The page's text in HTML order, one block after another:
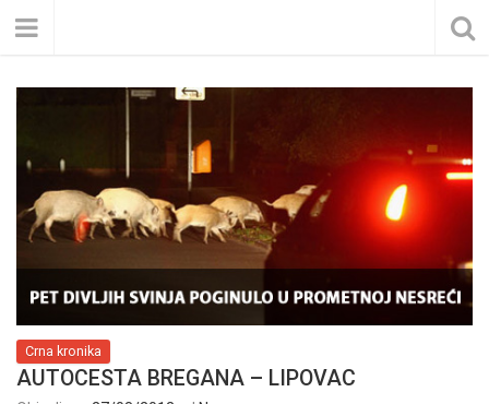
Crna kronika
AUTOCESTA BREGANA – LIPOVAC